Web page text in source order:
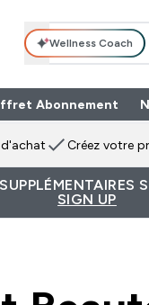
Wellness Coach
Abonnement
d'achat Créez votre
SIGN UP